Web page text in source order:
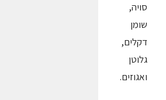
סויה,
שומן
דקלים,
גלוטן
ואגוזים.